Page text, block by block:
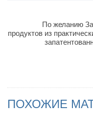
По желанию
продуктов из
ПОХОЖИЕ